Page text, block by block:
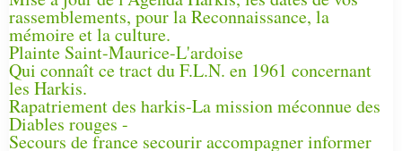
rassemblements, pour la Reconnaissance, la
mémoire et la culture.
Plainte Saint-Maurice-L'ardoise
Qui connaît ce tract du F.L.N. en 1961 concernant
les Harkis.
Rapatriement des harkis-La mission méconnue des
Diables rouges -
Secours de france secourir accompagner informer